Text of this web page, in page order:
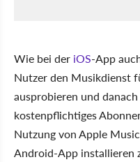
Wie bei der iOS-App
Nutzer den Musikdienst
ausprobieren und
kostenpflichtiges
Nutzung von Apple
Android-App installieren